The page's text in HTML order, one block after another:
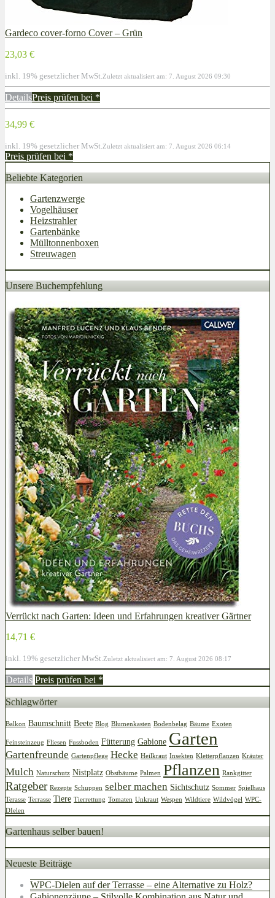
Gardeco cover-forno Cover – Grün
23,03 €
inkl. 19% gesetzlicher MwSt. Zuletzt aktualisiert am: 7. August 2026 09:30
DetailsPreis prüfen bei *
34,99 €
inkl. 19% gesetzlicher MwSt. Zuletzt aktualisiert am: 7. August 2026 06:14
Preis prüfen bei *
Beliebte Kategorien
Gartenzwerge
Vogelhäuser
Heizstrahler
Gartenbänke
Mülltonnenboxen
Streuwagen
Unsere Buchempfehlung
Verrückt nach Garten: Ideen und Erfahrungen kreativer Gärtner
14,71 €
inkl. 19% gesetzlicher MwSt. Zuletzt aktualisiert am: 7. August 2026 08:17
Details Preis prüfen bei *
Schlagwörter
Balkon Baumschnitt Beete Blog Blumenkasten Bodenbelag Bäume Exoten
Feinsteinzeug Fliesen Fussboden Fütterung Gabione Garten
Gartenfreunde Gartenpflege Hecke Heilkraut Insekten Kletterpflanzen Kräuter
Mulch Naturschutz Nistplatz Obstbäume Palmen Pflanzen Rankgitter
Ratgeber Rezepte Schuppen selber machen Sichtschutz Sommer Spielhaus
Terasse Terrasse Tiere Tierrettung Tomaten Unkraut Wespen Wildtiere Wildvögel WPC-
DIelen
Gartenhaus selber bauen!
Neueste Beiträge
WPC-Dielen auf der Terrasse – eine Alternative zu Holz?